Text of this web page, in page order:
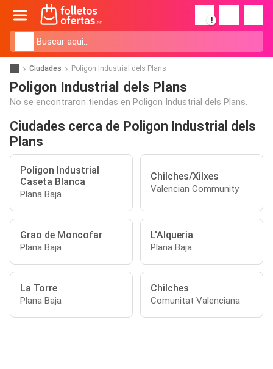
!
Ciudades Poligon Industrial dels Plans
Poligon Industrial dels Plans
No se encontraron tiendas en Poligon Industrial dels Plans.
Ciudades cerca de Poligon Industrial dels
Plans
Poligon Industrial
Caseta Blanca
Plana Baja
Chilches/Xilxes
Valencian Community
Grao de Moncofar
Plana Baja
L'Alqueria
Plana Baja
La Torre
Plana Baja
Chilches
Comunitat Valenciana